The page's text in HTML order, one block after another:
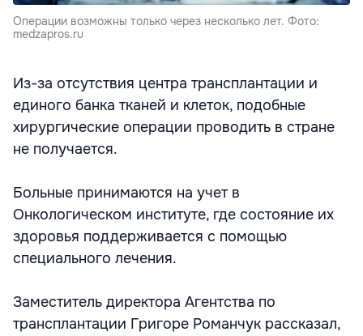
Операции возможны только через несколько лет. Фото:
medzapros.ru
Из-за отсутствия центра трансплантации и
единого банка тканей и клеток, подобные
хирургические операции проводить в стране
не получается.
Больные принимаются на учет в
Онкологическом институте, где состояние их
здоровья поддерживается с помощью
специального лечения.
Заместитель директора Агентства по
трансплантации Григоре Романчук рассказал,